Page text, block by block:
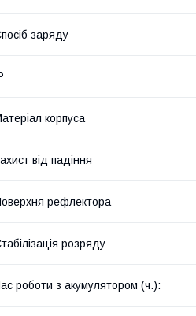
заряду
корпуса
від падіння
рефлектора
розряду
роботи з акумулятором (ч.):